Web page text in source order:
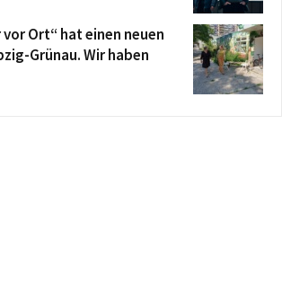
Ort“ hat einen neuen
Grünau. Wir haben